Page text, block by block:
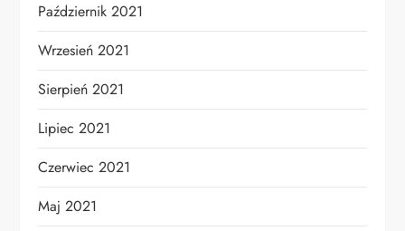
Październik 2021
Wrzesień 2021
Sierpień 2021
Lipiec 2021
Czerwiec 2021
Maj 2021